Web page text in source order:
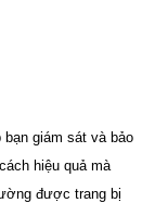
bạn giám sát và bảo
hiệu quả mà
được trang bị